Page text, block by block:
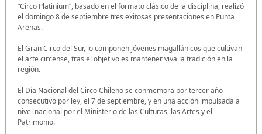
“Circo Platinium”, basado en el formato clásico de la disciplina, realizó
el domingo 8 de septiembre tres exitosas presentaciones en Punta
Arenas.
El Gran Circo del Sur, lo componen jóvenes magallánicos que cultivan
el arte circense, tras el objetivo es mantener viva la tradición en la
región.
El Día Nacional del Circo Chileno se conmemora por tercer año
consecutivo por ley, el 7 de septiembre, y en una acción impulsada a
nivel nacional por el Ministerio de las Culturas, las Artes y el
Patrimonio.